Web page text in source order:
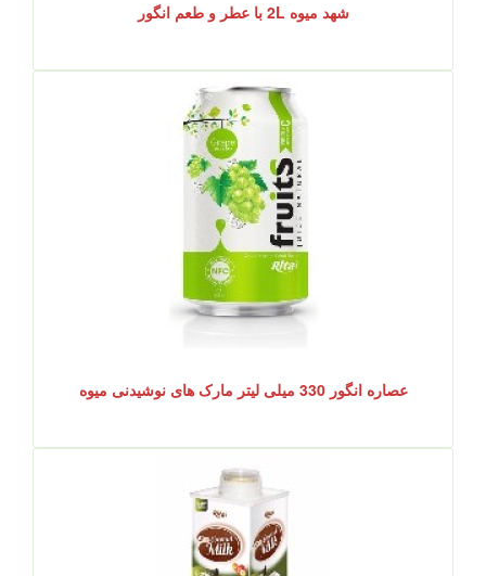
شهد میوه 2L با عطر و طعم انگور
عصاره انگور 330 میلی لیتر مارک های نوشیدنی میوه